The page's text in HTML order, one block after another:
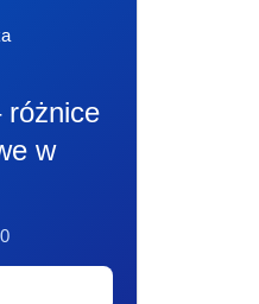
różnice
w